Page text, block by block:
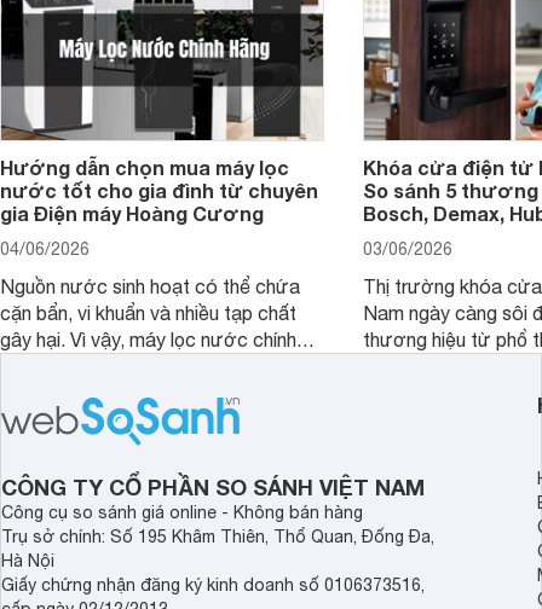
Hướng dẫn chọn mua máy lọc
nước tốt cho gia đình từ chuyên
gia Điện máy Hoàng Cương
04/06/2026
Nguồn nước sinh hoạt có thể chứa
cặn bẩn, vi khuẩn và nhiều tạp chất
gây hại. Vì vậy, máy lọc nước chính
sức khỏe và đảm bảo nguồn nước
sạch cho cả gia đình.
Khóa cửa điện tử
So sánh 5 thương
Bosch, Demax,
03/06/2026
Thị trường khóa
Nam ngày càng sôi
thương hiệu từ phổ
cửa điện tử hãng
sẽ so sánh 5
Demax, Hubert và
CÔNG TY CỔ PHẦN SO SÁNH VIỆT NAM
Công cụ so sánh giá online - Không bán hàng
Trụ sở chính: Số 195 Khâm Thiên, Thổ Quan, Đống Đa,
Hà Nội
Giấy chứng nhận đăng ký kinh doanh số 0106373516,